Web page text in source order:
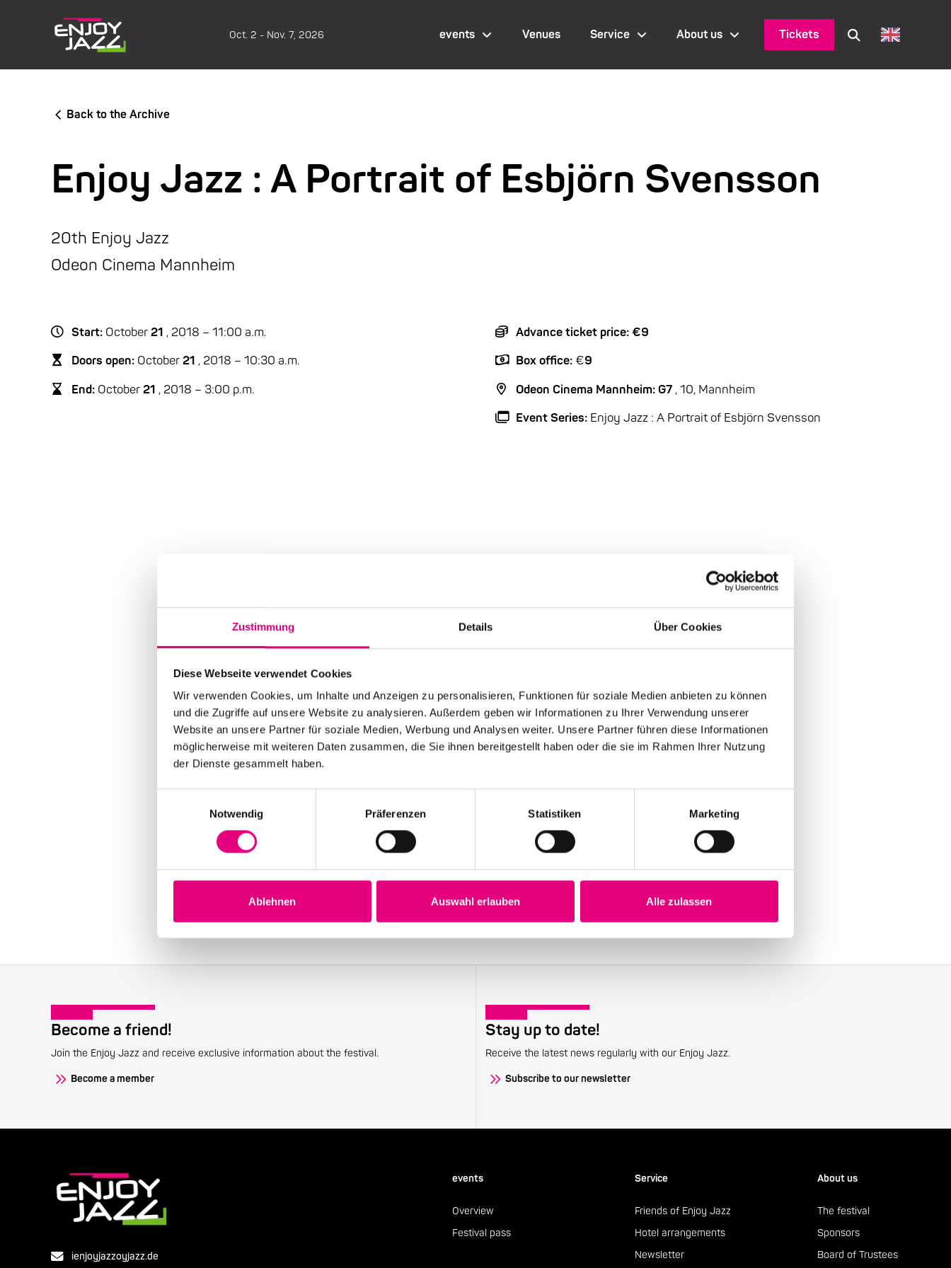
Zustimmung Details Über Cookies
Diese Webseite verwendet Cookies
Wir verwenden Cookies, um Inhalte und Anzeigen zu personalisieren, Funktionen für soziale Medien anbieten zu können
und die Zugriffe auf unsere Website zu analysieren. Außerdem geben wir Informationen zu Ihrer Verwendung unserer
Website an unsere Partner für soziale Medien, Werbung und Analysen weiter. Unsere Partner führen diese Informationen
möglicherweise mit weiteren Daten zusammen, die Sie ihnen bereitgestellt haben oder die sie im Rahmen Ihrer Nutzung
der Dienste gesammelt haben.
Notwendig
Präferenzen Statistiken Marketing
Ablehnen Auswahl erlauben Alle zulassen
Oct. 2 - Nov. 7, 2026 events Venues Service About us Tickets
Back to the Archive
Enjoy Jazz : A Portrait of Esbjörn Svensson
20th Enjoy Jazz
Odeon Cinema Mannheim
Start: October21 , 2018 – 11:00 a.m.
Doors open: October21 , 2018 – 10:30 a.m.
End: October21 , 2018 – 3:00 p.m.
Advance ticket price: €9
Box office:€9
Odeon Cinema Mannheim: G7 , 10, Mannheim
Event Series: Enjoy Jazz : A Portrait of Esbjörn Svensson
Become a friend!
Join the Enjoy Jazz and receive exclusive information about the festival.
Become a member
Stay up to date!
Receive the latest news regularly with our Enjoy Jazz.
Subscribe to our newsletter
ienjoyjazzoyjazz.de
events
Overview
Festival pass
Service
Friends of Enjoy Jazz
Hotel arrangements
Newsletter
About us
The festival
Sponsors
Board of Trustees